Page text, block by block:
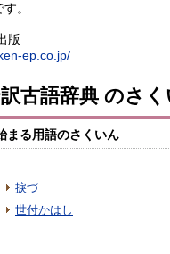
。
版
ep.co.jp/
古語辞典 のさ
まる用語のさくいん
捩づ
世付かはし